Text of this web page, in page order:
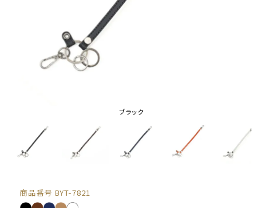
ブラック
商品番号 BYT-7821